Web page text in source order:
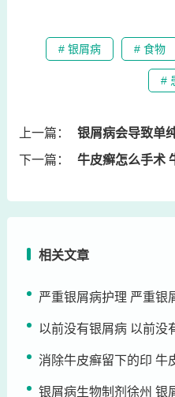
# 银屑病 # 食物
#
上一篇：
银屑病会导致单
下一篇：
牛皮癣怎么手术
相关文章
严重银屑病护理 严重银
以前没有银屑病 以前没
消除牛皮癣留下的印 牛
银屑病生物制剂徐州 银